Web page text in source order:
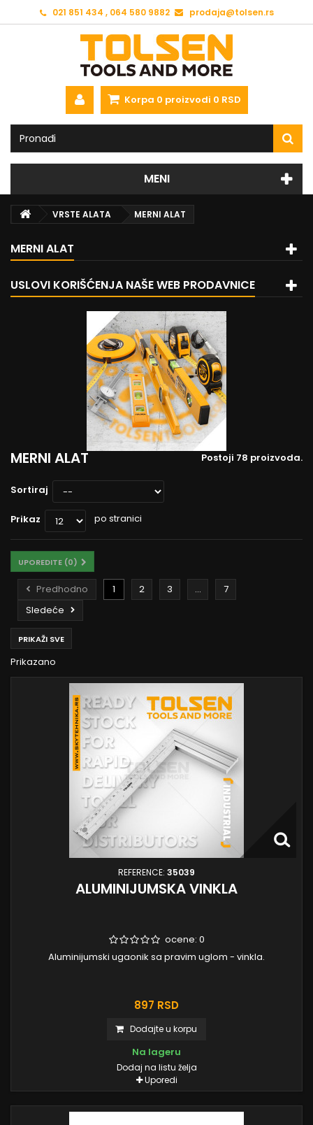
021 851 434 , 064 580 9882 prodaja@tolsen.rs
Korpa 0 proizvodi 0 RSD
MENI
VRSTE ALATA MERNI ALAT
MERNI ALAT
USLOVI KORIŠĆENJA NAŠE WEB PRODAVNICE
MERNI ALAT Postoji 78 proizvoda.
Sortiraj
Prikaz po stranici
UPOREDITE (0)
Predhodno 1 2 3 ...
7
Sledeće
PRIKAŽI SVE
Prikazano
REFERENCE: 35039
ALUMINIJUMSKA VINKLA
ocene: 0
Aluminijumski ugaonik sa pravim uglom - vinkla.
897 RSD
Dodajte u korpu
Na lageru
Dodaj na listu želja
Uporedi